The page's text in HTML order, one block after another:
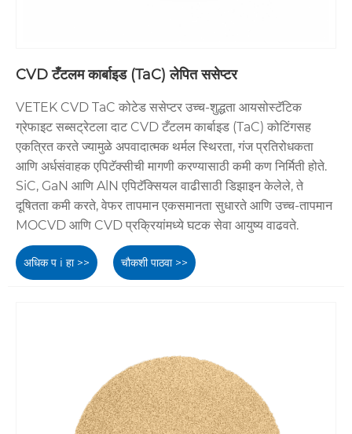
CVD टँटलम कार्बाइड (TaC) लेपित ससेप्टर
VETEK CVD TaC कोटेड ससेप्टर उच्च-शुद्धता आयसोस्टॅटिक
ग्रेफाइट सब्सट्रेटला दाट CVD टँटलम कार्बाइड (TaC) कोटिंगसह
एकत्रित करते ज्यामुळे अपवादात्मक थर्मल स्थिरता, गंज प्रतिरोधकता
आणि अर्धसंवाहक एपिटॅक्सीची मागणी करण्यासाठी कमी कण निर्मिती होते.
SiC, GaN आणि AlN एपिटॅक्सियल वाढीसाठी डिझाइन केलेले, ते
दूषितता कमी करते, वेफर तापमान एकसमानता सुधारते आणि उच्च-तापमान
MOCVD आणि CVD प्रक्रियांमध्ये घटक सेवा आयुष्य वाढवते.
अधिक प i हा >> चौकशी पाठवा >>